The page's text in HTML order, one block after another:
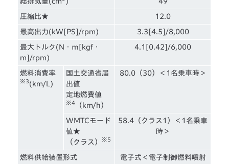
圧縮比★ 12.0
最高出力(kW[PS]/rpm) 3.3[4.5]/8,000
最大トルク(N・ｍ[kgf・
m]/rpm)
4.1[0.42]/6,000
燃料消費率
※3 (km/L)
国土交通省届
出値
定地燃費値
※4 （km/h）
80.0（30）＜1名乗車時＞
WMTCモード
値★
（クラス）
※5
58.4（クラス1）＜1名乗車
時＞
燃料供給装置形式
電子式＜電子制御燃料噴射